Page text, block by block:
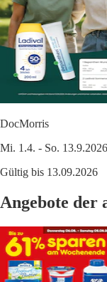
DocMorris
Mi. 1.4. - So. 13.9.2026
Gültig bis 13.09.2026
Angebote der